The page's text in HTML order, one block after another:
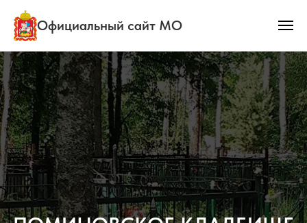
Официальный сайт МО